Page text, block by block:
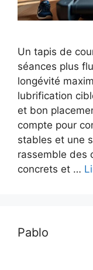
Un tapis de
séances plus
longévité
lubrification
et bon
compte pour
stables et une
rassemble des
concrets et …
Pablo